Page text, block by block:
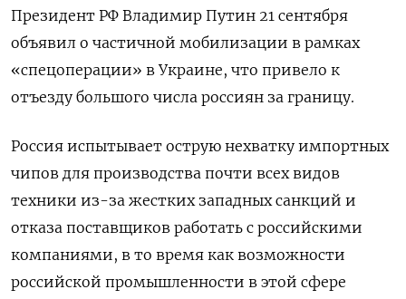
Президент РФ Владимир Путин 21 сентября
объявил о частичной мобилизации в рамках
«спецоперации» в Украине, что привело к
отъезду большого числа россиян за границу.
Россия испытывает острую нехватку импортных
чипов для производства почти всех видов
техники из-за жестких западных санкций и
отказа поставщиков работать с российскими
компаниями, в то время как возможности
российской промышленности в этой сфере